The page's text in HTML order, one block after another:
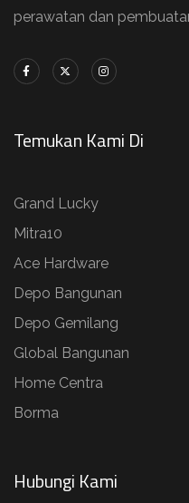
perawatan dan
Temukan Kami Di
Grand Lucky
Mitra10
Ace Hardware
Depo Bangunan
Depo Gemilang
Global Bangunan
Home Centra
Borma
Hubungi Kami​